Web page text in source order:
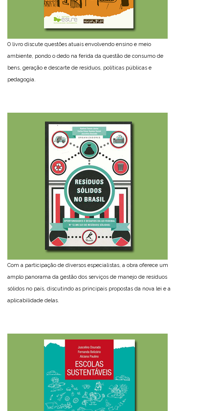
O livro discute questões atuais envolvendo ensino e meio
ambiente, pondo o dedo na ferida da questão de consumo de
bens, geração e descarte de resíduos, políticas públicas e
pedagogia.
Com a participação de diversos especialistas, a obra oferece um
amplo panorama da gestão dos serviços de manejo de resíduos
sólidos no país, discutindo as principais propostas da nova lei e a
aplicabilidade delas.